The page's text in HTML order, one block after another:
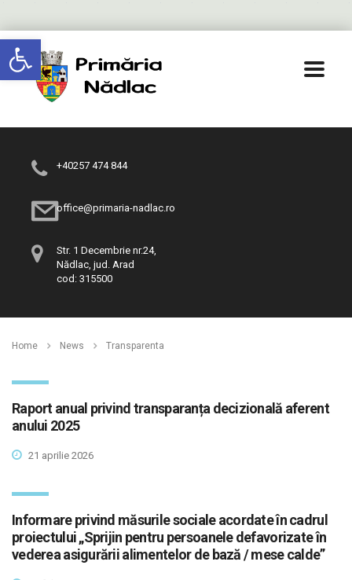
Deschide bara de unelte
+40257 474 844
office@primaria-nadlac.ro
Str. 1 Decembrie nr.24,
Nădlac, jud. Arad
cod: 315500
Home News Transparenta
Raport anual privind transparanța decizională aferent
anului 2025
21 aprilie 2026
Informare privind măsurile sociale acordate în cadrul
proiectului „Sprijin pentru persoanele defavorizate în
vederea asigurării alimentelor de bază / mese calde”